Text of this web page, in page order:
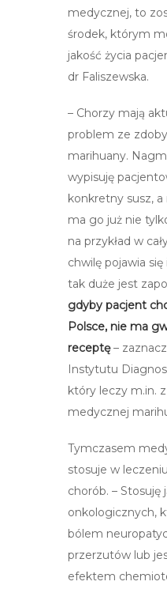
medycznej, to
środek, którym
jakość życia
dr Faliszewska.
– Chorzy mają
problem ze
marihuany.
wypisuję
konkretny susz,
ma go już nie
na przykład w
chwilę pojawia
tak duże jest
gdyby pacjent
Polsce, nie ma
receptę–
Instytutu
który leczy m.in.
medycznej
Tymczasem
stosuje w
chorób. – Stosuję
onkologicznych,
bólem
przerzutów lub
efektem